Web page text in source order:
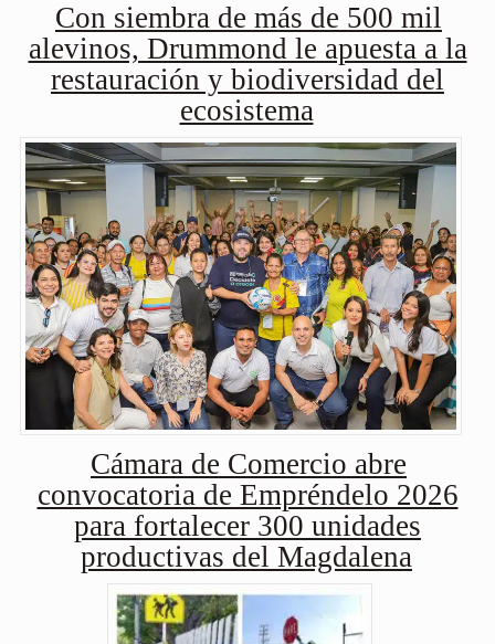
Con siembra de más de 500 mil
alevinos, Drummond le apuesta a la
restauración y biodiversidad del
ecosistema
Cámara de Comercio abre
convocatoria de Empréndelo 2026
para fortalecer 300 unidades
productivas del Magdalena